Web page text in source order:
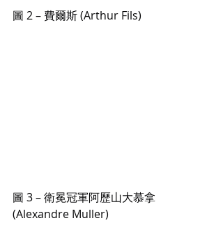
圖 2 – 費爾斯 (Arthur Fils)
圖 3 – 衛冕冠軍阿歷山大慕拿
(Alexandre Muller)